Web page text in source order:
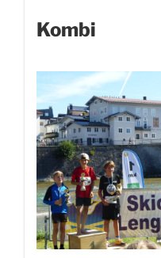
Kombi